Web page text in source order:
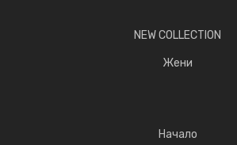
NEW COLLECTION
Жени
Начало